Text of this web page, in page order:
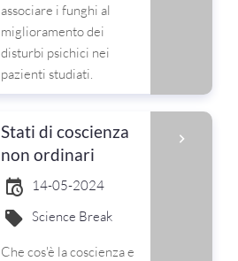
associare i funghi al
miglioramento dei
disturbi psichici nei
pazienti studiati.
Stati di coscienza
non ordinari
14-05-2024
Science Break
Che cos'è la coscienza e